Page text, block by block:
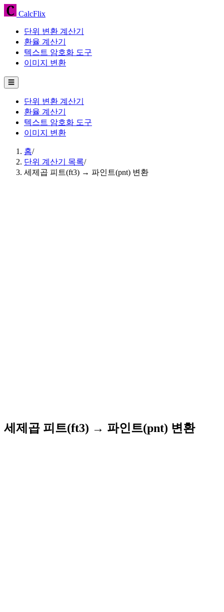
CalcFlix
단위 변환 계산기
환율 계산기
텍스트 암호화 도구
이미지 변환
☰
단위 변환 계산기
환율 계산기
텍스트 암호화 도구
이미지 변환
홈/
단위 계산기 목록/
세제곱 피트(ft3) → 파인트(pnt) 변환
세제곱 피트(ft3) → 파인트(pnt) 변환